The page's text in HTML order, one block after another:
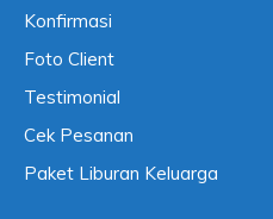
Konfirmasi
Foto Client
Testimonial
Cek Pesanan
Paket Liburan Keluarga